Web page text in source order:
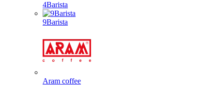
4Barista
9Barista
Aram coffee